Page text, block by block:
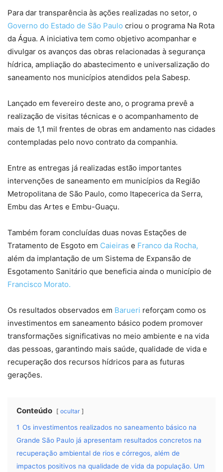
Para dar transparência às ações realizadas no setor, o
Governo do Estado de São Paulo criou o programa Na Rota
da Água. A iniciativa tem como objetivo acompanhar e
divulgar os avanços das obras relacionadas à segurança
hídrica, ampliação do abastecimento e universalização do
saneamento nos municípios atendidos pela Sabesp.
Lançado em fevereiro deste ano, o programa prevê a
realização de visitas técnicas e o acompanhamento de
mais de 1,1 mil frentes de obras em andamento nas cidades
contempladas pelo novo contrato da companhia.
Entre as entregas já realizadas estão importantes
intervenções de saneamento em municípios da Região
Metropolitana de São Paulo, como Itapecerica da Serra,
Embu das Artes e Embu-Guaçu.
Também foram concluídas duas novas Estações de
Tratamento de Esgoto em Caieiras e Franco da Rocha,
além da implantação de um Sistema de Expansão de
Esgotamento Sanitário que beneficia ainda o município de
Francisco Morato.
Os resultados observados em Barueri reforçam como os
investimentos em saneamento básico podem promover
transformações significativas no meio ambiente e na vida
das pessoas, garantindo mais saúde, qualidade de vida e
recuperação dos recursos hídricos para as futuras
gerações.
Conteúdo ocultar
1 Os investimentos realizados no saneamento básico na
Grande São Paulo já apresentam resultados concretos na
recuperação ambiental de rios e córregos, além de
impactos positivos na qualidade de vida da população. Um